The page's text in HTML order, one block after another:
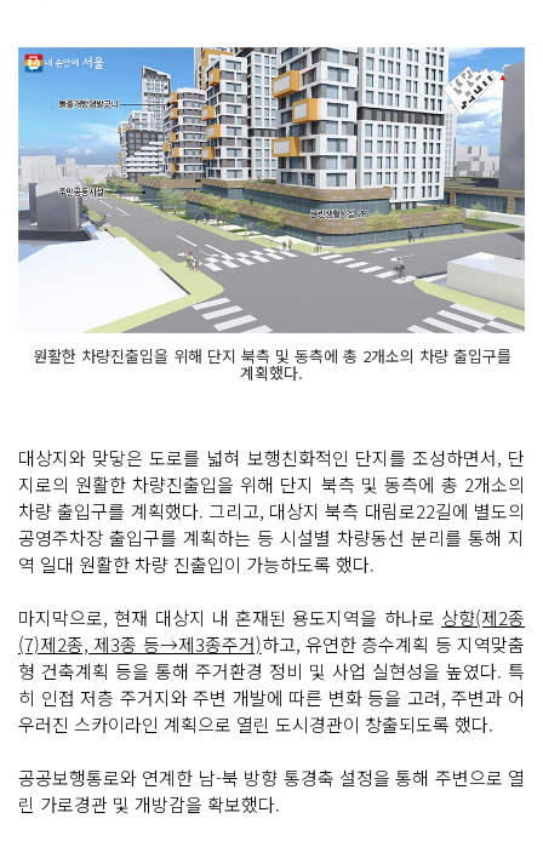
원활한 차량진출입을 위해 단지 북측 및 동측에 총 2개소의 차량 출입구를
계획했다.
대상지와 맞닿은 도로를 넓혀 보행친화적인 단지를 조성하면서, 단
지로의 원활한 차량진출입을 위해 단지 북측 및 동측에 총 2개소의
차량 출입구를 계획했다. 그리고, 대상지 북측 대림로22길에 별도의
공영주차장 출입구를 계획하는 등 시설별 차량동선 분리를 통해 지
역 일대 원활한 차량 진출입이 가능하도록 했다.
마지막으로, 현재 대상지 내 혼재된 용도지역을 하나로 상향(제2종
(7)제2종, 제3종 등→제3종주거)하고, 유연한 층수계획 등 지역맞춤
형 건축계획 등을 통해 주거환경 정비 및 사업 실현성을 높였다. 특
히 인접 저층 주거지와 주변 개발에 따른 변화 등을 고려, 주변과 어
우러진 스카이라인 계획으로 열린 도시경관이 창출되도록 했다.
공공보행통로와 연계한 남-북 방향 통경축 설정을 통해 주변으로 열
린 가로경관 및 개방감을 확보했다.